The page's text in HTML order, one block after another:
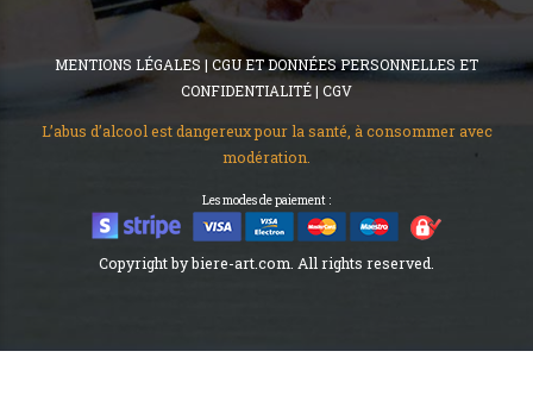
MENTIONS LÉGALES | CGU ET DONNÉES PERSONNELLES ET
CONFIDENTIALITÉ| CGV
L’abus d’alcool est dangereux pour la santé, à consommer avec
modération.
Les modes de paiement :
Copyright by biere-art.com. All rights reserved.